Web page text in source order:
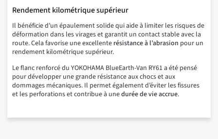
Rendement kilométrique supérieur
Il bénéficie d’un épaulement solide qui aide à limiter les risques de
déformation dans les virages et garantit un contact stable avec la
route. Cela favorise une excellente résistance à l’abrasion pour un
rendement kilométrique supérieur.
Le flanc renforcé du YOKOHAMA BlueEarth-Van RY61 a été pensé
pour développer une grande résistance aux chocs et aux
dommages mécaniques. Il permet également d’éviter les fissures
et les perforations et contribue à unedurée de vie accrue.